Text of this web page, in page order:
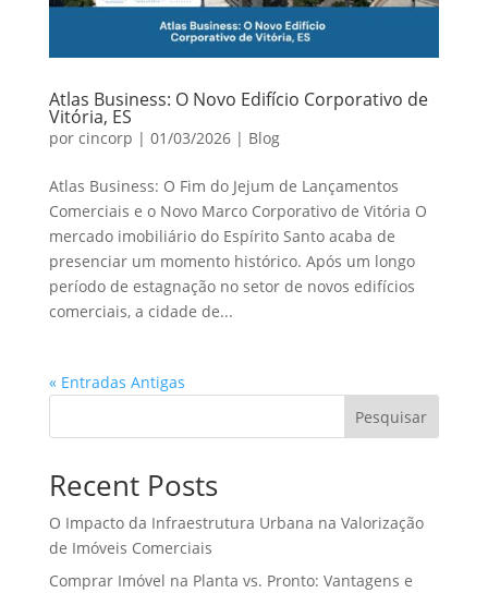
Atlas Business: O Novo Edifício Corporativo de
Vitória, ES
por cincorp | 01/03/2026| Blog
Atlas Business: O Fim do Jejum de Lançamentos
Comerciais e o Novo Marco Corporativo de Vitória O
mercado imobiliário do Espírito Santo acaba de
presenciar um momento histórico. Após um longo
período de estagnação no setor de novos edifícios
comerciais, a cidade de...
« Entradas Antigas
Pesquisar
Recent Posts
O Impacto da Infraestrutura Urbana na Valorização
de Imóveis Comerciais
Comprar Imóvel na Planta vs. Pronto: Vantagens e